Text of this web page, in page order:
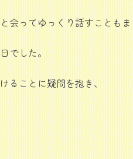
会ってゆっくり話すことも
でした。
ることに疑問を抱き、